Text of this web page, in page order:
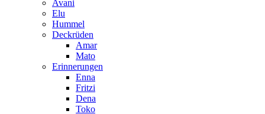
Avani
Elu
Hummel
Deckrüden
Amar
Mato
Erinnerungen
Enna
Fritzi
Dena
Toko